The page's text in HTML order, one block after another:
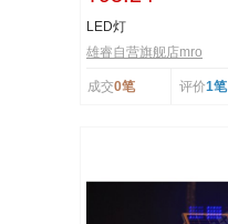
LED灯
雄睿自营旗舰店mro
成交0笔 评价1笔